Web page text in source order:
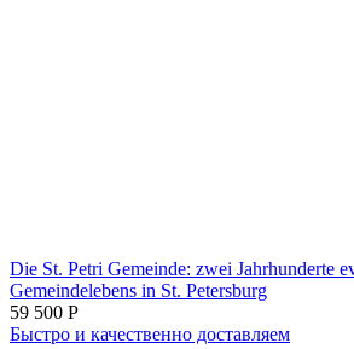
Die St. Petri Gemeinde: zwei Jahrhunderte
Gemeindelebens in St. Petersburg
59 500 Р
Быстро и качественно доставляем